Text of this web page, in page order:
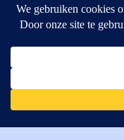
4462GE, Goes
T: +31 (0) 111-
M:
VAT:
Cookies helpen ons bij
gebruik te maken van
gebruik